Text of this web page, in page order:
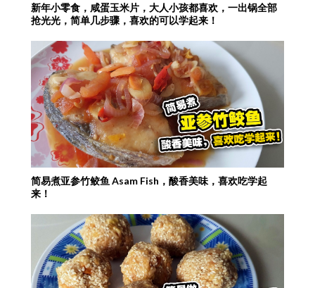
新年小零食，咸蛋玉米片，大人小孩都喜欢，一出锅全部
抢光光，简单几步骤，喜欢的可以学起来！
简易煮亚参竹鲛鱼 Asam Fish，酸香美味，喜欢吃学起
来！